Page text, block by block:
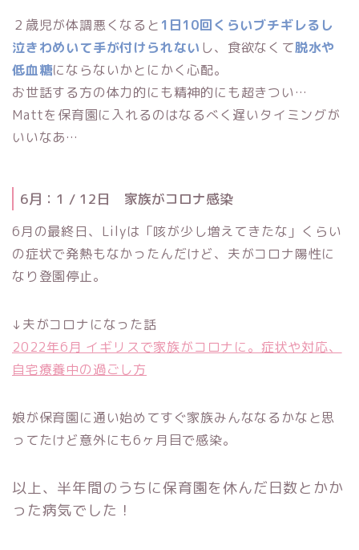
２歳児が体調悪くなると 1日10回くらいブチギレるし
泣きわめいて手が付けられない し、食欲なくて脱水や
低血糖にならないかとにかく心配。
お世話する方の体力的にも精神的にも超きつい…
Mattを保育園に入れるのはなるべく遅いタイミングが
いいなあ…
6月：1 / 12日 家族がコロナ感染
6月の最終日、Lilyは「咳が少し増えてきたな」くらい
の症状で発熱もなかったんだけど、夫がコロナ陽性に
なり登園停止。
↓夫がコロナになった話
2022年6月 イギリスで家族がコロナに。症状や対応、
自宅療養中の過ごし方
娘が保育園に通い始めてすぐ家族みんななるかなと思
ってたけど意外にも6ヶ月目で感染。
以上、半年間のうちに保育園を休んだ日数とかか
った病気でした！